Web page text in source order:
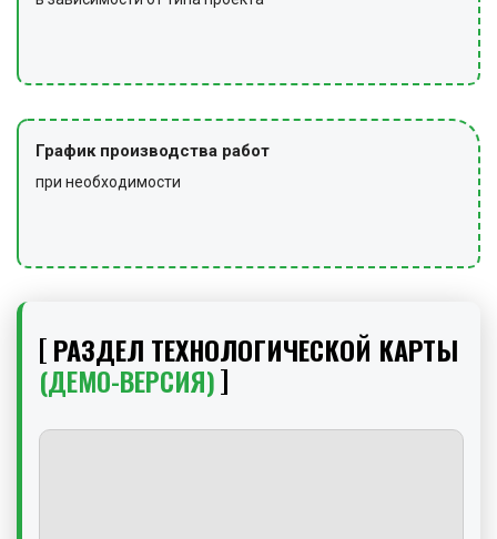
График производства работ
при необходимости
РАЗДЕЛ ТЕХНОЛОГИЧЕСКОЙ КАРТЫ
(ДЕМО-ВЕРСИЯ)